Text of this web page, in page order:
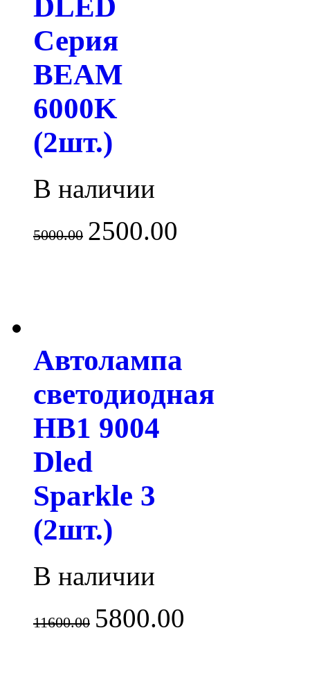
Серия
BEAM
6000K
(2шт.)
В наличии
5000.00 2500.00
Автолампа
светодиодная
HB1 9004
Dled
Sparkle 3
(2шт.)
В наличии
11600.00 5800.00